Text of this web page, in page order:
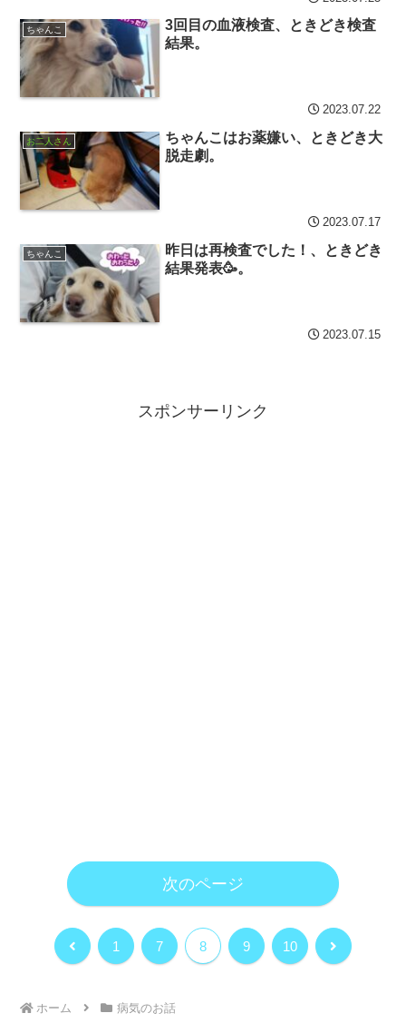
ちゃんこ
3回目の血液検査、ときどき検査
結果。
2023.07.22
お二人さん
ちゃんこはお薬嫌い、ときどき大
脱走劇。
2023.07.17
ちゃんこ
昨日は再検査でした！、ときどき
結果発表🥳。
2023.07.15
スポンサーリンク
次のページ
前 1 7 8 9 10 次
ホーム 病気のお話